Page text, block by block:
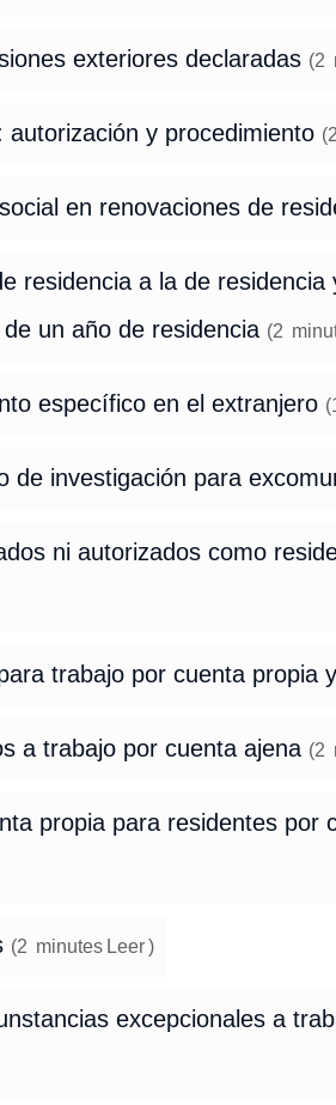
exteriores declaradas (2
y procedimiento (2
en renovaciones de
residencia a la de
un año de residencia (2
específico en el extranjero (
de investigación para
ni autorizados como
trabajo por cuenta propia
a trabajo por cuenta ajena (2
propia para residentes por
(2 minutes Leer )
excepcionales a